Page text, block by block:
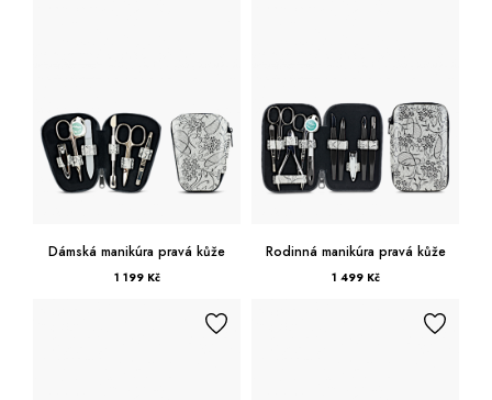
Dámská manikúra pravá kůže
1 199 Kč
Rodinná manikúra pravá kůže
1 499 Kč